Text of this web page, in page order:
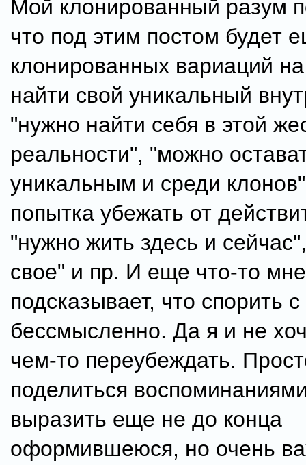
Мой клонированный разум
что под этим постом будет
клонированных вариаций
найти свой уникальный
"нужно найти себя в этой
реальности", "можно
уникальным и среди
попытка убежать от
"нужно жить здесь и
свое" и пр. И еще что-то мне
подсказывает, что спорить
бессмысленно. Да я и не
чем-то переубеждать.
поделиться
выразить еще не до конца
оформившеюся, но очень